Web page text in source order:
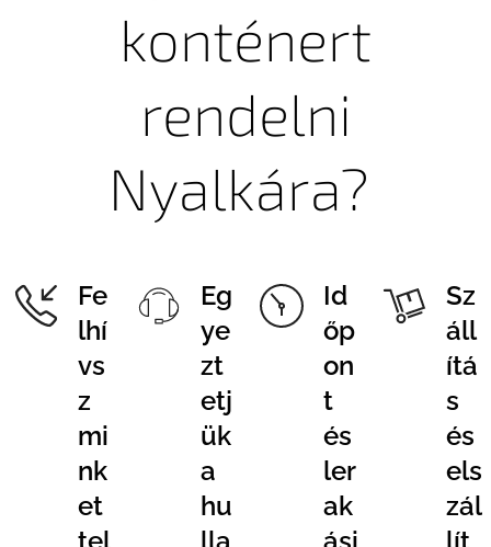
konténert
rendelni
Nyalkára?
Fe
lhí
vs
z
mi
nk
et
Eg
ye
zt
etj
ük
a
hu
Id
őp
on
t
és
ler
ak
Sz
áll
ítá
s
és
els
zál